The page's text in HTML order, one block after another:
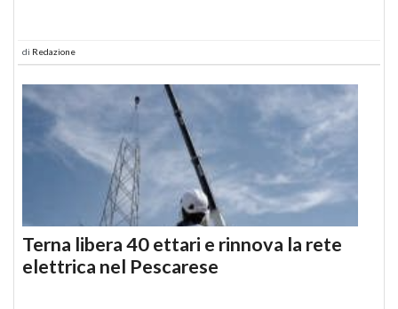
di Redazione
Terna libera 40 ettari e rinnova la rete
elettrica nel Pescarese